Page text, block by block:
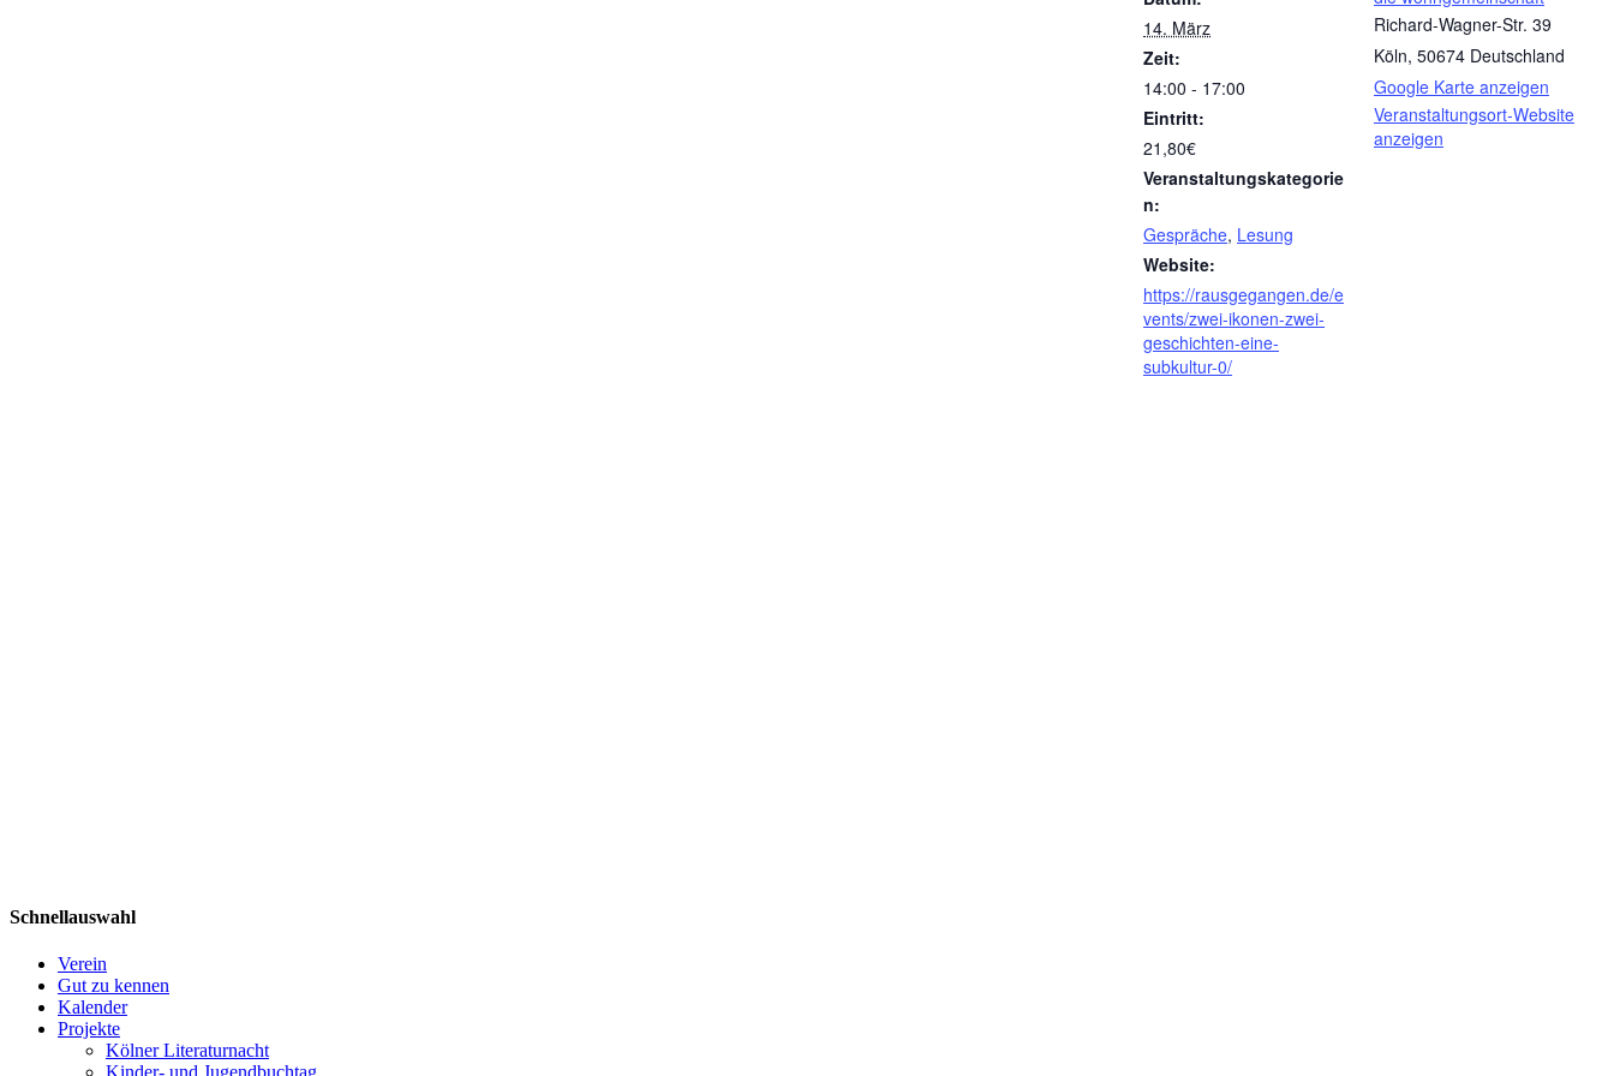
14. März
Zeit:
14:00 - 17:00
Eintritt:
21,80€
Veranstaltungskategorie
n:
Gespräche, Lesung
Website:
https://rausgegangen.de/e
vents/zwei-ikonen-zwei-
geschichten-eine-
subkultur-0/
Richard-Wagner-Str. 39
Köln, 50674 Deutschland
Google Karte anzeigen
Veranstaltungsort-Website
anzeigen
Schnellauswahl
Verein
Gut zu kennen
Kalender
Projekte
Kölner Literaturnacht